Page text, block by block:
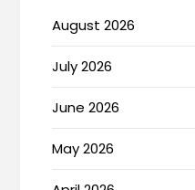
August 2026
July 2026
June 2026
May 2026